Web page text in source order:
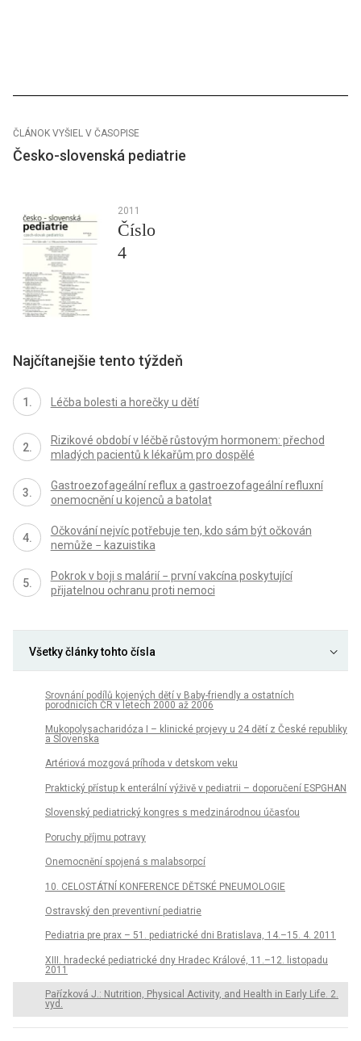
ČLÁNOK VYŠIEL V ČASOPISE
Česko-slovenská pediatrie
2011
Číslo
4
Najčítanejšie tento týždeň
Léčba bolesti a horečky u dětí
Rizikové období v léčbě růstovým hormonem: přechod
mladých pacientů k lékařům pro dospělé
Gastroezofageální reflux a gastroezofageální refluxní
onemocnění u kojenců a batolat
Očkování nejvíc potřebuje ten, kdo sám být očkován
nemůže − kazuistika
Pokrok v boji s malárií − první vakcína poskytující
přijatelnou ochranu proti nemoci
Všetky články tohto čísla
Srovnání podílů kojených dětí v Baby-friendly a ostatních
porodnicích ČR v letech 2000 až 2006
Mukopolysacharidóza I – klinické projevy u 24 dětí z České republiky
a Slovenska
Artériová mozgová príhoda v detskom veku
Praktický přístup k enterální výživě v pediatrii – doporučení ESPGHAN
Slovenský pediatrický kongres s medzinárodnou účasťou
Poruchy příjmu potravy
Onemocnění spojená s malabsorpcí
10. CELOSTÁTNÍ KONFERENCE DĚTSKÉ PNEUMOLOGIE
Ostravský den preventivní pediatrie
Pediatria pre prax – 51. pediatrické dni Bratislava, 14.–15. 4. 2011
XIII. hradecké pediatrické dny Hradec Králové, 11.–12. listopadu
2011
Pařízková J.: Nutrition, Physical Activity, and Health in Early Life. 2.
vyd.